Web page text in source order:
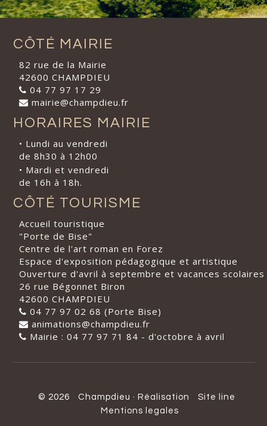
CÔTÉ MAIRIE
82 rue de la Mairie
42600 CHAMPDIEU
04 77 97 17 29
mairie@champdieu.fr
HORAIRES MAIRIE
• Lundi au vendredi
de 8h30 à 12h00
• Mardi et vendredi
de 16h à 18h.
CÔTÉ TOURISME
Accueil touristique
"Porte de Bise"
Centre de l'art roman en Forez
Espace d'exposition pédagogique et artistique
Ouverture d'avril à septembre et vacances scolaires
26 rue Bégonnet Biron
42600 CHAMPDIEU
04 77 97 02 68 (Porte Bise)
animations@champdieu.fr
Mairie : 04 77 97 71 84 - d'octobre à avril
© 2026 Champdieu · Réalisation
Site line
Mentions legales